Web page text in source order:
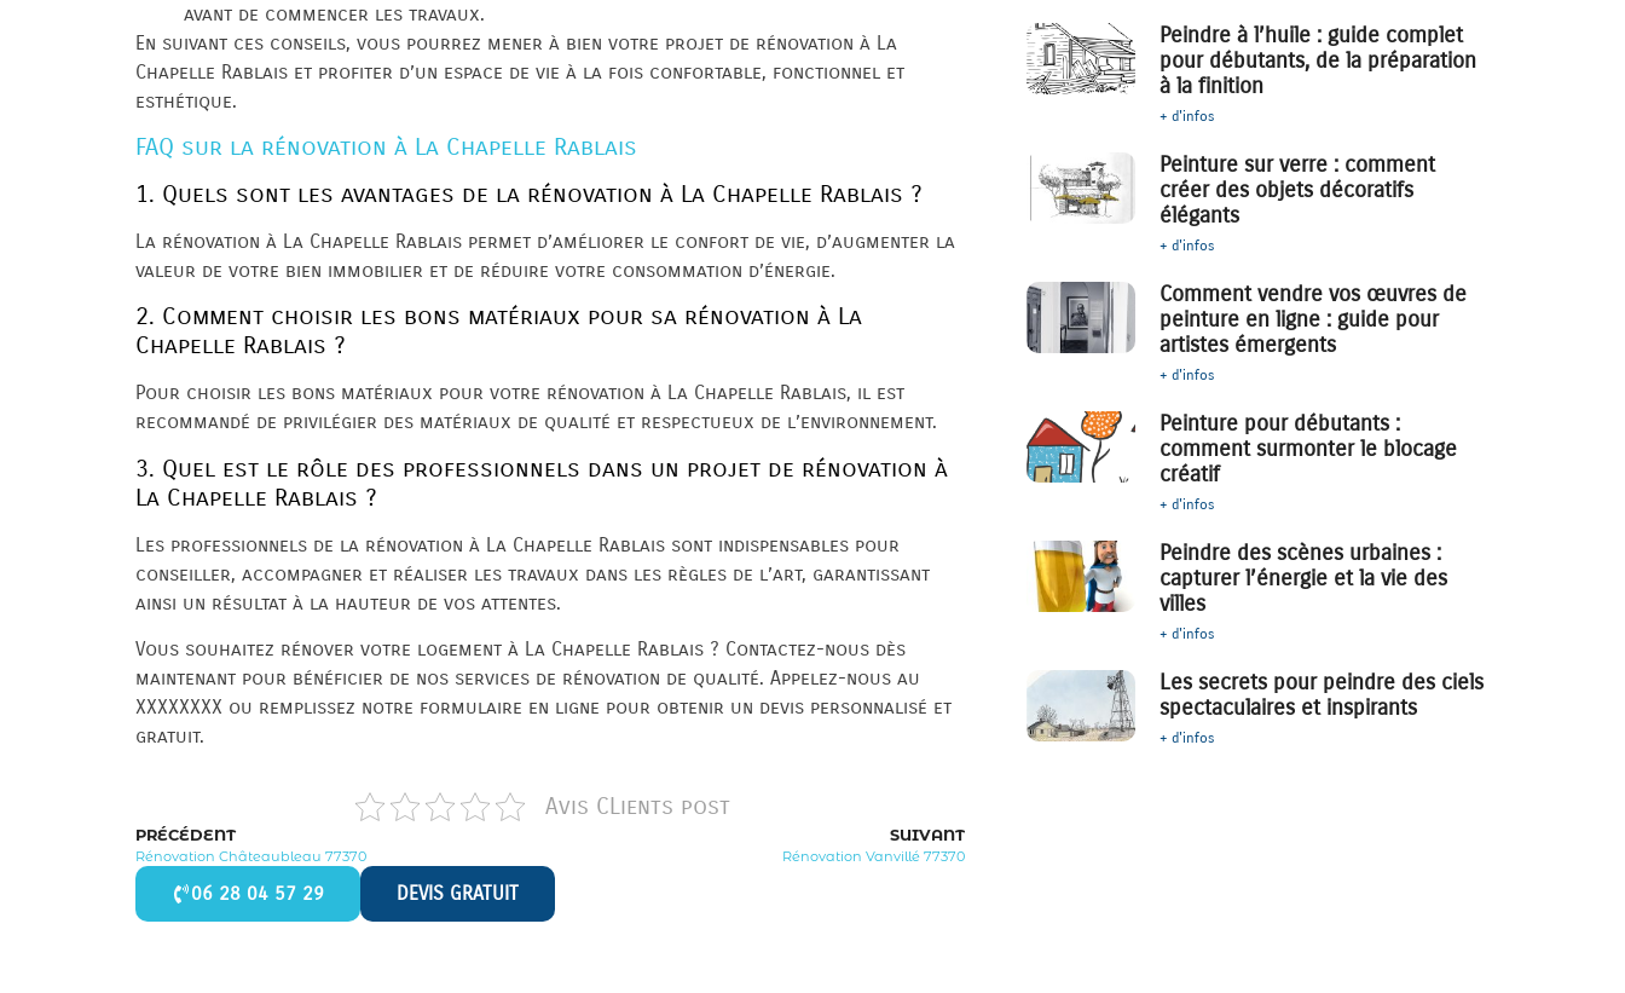
avant de commencer les travaux.
En suivant ces conseils, vous pourrez mener à bien votre projet de rénovation à La
Chapelle Rablais et profiter d’un espace de vie à la fois confortable, fonctionnel et
esthétique.
FAQ sur la rénovation à La Chapelle Rablais
1. Quels sont les avantages de la rénovation à La Chapelle Rablais ?
La rénovation à La Chapelle Rablais permet d’améliorer le confort de vie, d’augmenter la
valeur de votre bien immobilier et de réduire votre consommation d’énergie.
2. Comment choisir les bons matériaux pour sa rénovation à La
Chapelle Rablais ?
Pour choisir les bons matériaux pour votre rénovation à La Chapelle Rablais, il est
recommandé de privilégier des matériaux de qualité et respectueux de l’environnement.
3. Quel est le rôle des professionnels dans un projet de rénovation à
La Chapelle Rablais ?
Les professionnels de la rénovation à La Chapelle Rablais sont indispensables pour
conseiller, accompagner et réaliser les travaux dans les règles de l’art, garantissant
ainsi un résultat à la hauteur de vos attentes.
Vous souhaitez rénover votre logement à La Chapelle Rablais ? Contactez-nous dès
maintenant pour bénéficier de nos services de rénovation de qualité. Appelez-nous au
XXXXXXXX ou remplissez notre formulaire en ligne pour obtenir un devis personnalisé et
gratuit.
Avis CLients post
PRÉCÉDENT
Rénovation Châteaubleau 77370
SUIVANT
Rénovation Vanvillé 77370
06 28 04 57 29 DEVIS GRATUIT
Peindre à l’huile : guide complet
pour débutants, de la préparation
à la finition
+ d'infos
Peinture sur verre : comment
créer des objets décoratifs
élégants
+ d'infos
Comment vendre vos œuvres de
peinture en ligne : guide pour
artistes émergents
+ d'infos
Peinture pour débutants :
comment surmonter le blocage
créatif
+ d'infos
Peindre des scènes urbaines :
capturer l’énergie et la vie des
villes
+ d'infos
Les secrets pour peindre des ciels
spectaculaires et inspirants
+ d'infos